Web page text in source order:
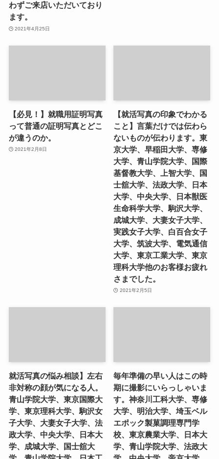
わずご来店いただいており
ます。
2021年4月25日
【必見！】就職用証明写真
って普通の証明写真とどこ
が違うのか。
2021年2月8日
【就活写真の印象でわかる
こと】言葉だけでは伝わら
ないものが伝わります。東
京大学、早稲田大学、専修
大学、青山学院大学、国際
基督教大学、上智大学、国
士舘大学、法政大学、日本
大学、中央大学、日本獣医
生命科学大学、駒沢大学、
成城大学、大妻女子大学、
実践女子大学、白百合女子
大学、筑波大学、電気通信
大学、東京工業大学、東京
理科大学他のお客様お疲れ
さまでした。
2021年2月5日
就活写真の悩み相談】左右
非対称の顔が気になる人。
青山学院大学、東京国際大
学、東京理科大学、駒沢女
子大学、大妻女子大学、法
政大学、中央大学、日本大
学、成城大学、国士舘大
毎年準備の早い人はこの時
期に撮影にいらっしゃいま
す。神奈川工科大学、専修
大学、明治大学、埼玉ベル
エポック製菓調理専門学
校、東京農業大学、日本大
学、青山学院大学、法政大